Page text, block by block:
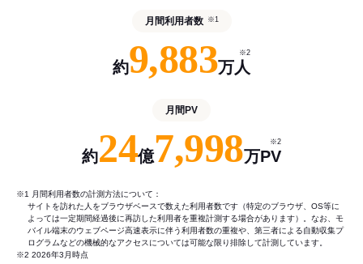
月間利用者数 ※1
約9,883万人
※2
月間PV
約24億7,998万PV
※2
※1 月間利用者数の計測方法について：
サイトを訪れた人をブラウザベースで数えた利用者数です（特定のブラウザ、OS等に
よっては一定期間経過後に再訪した利用者を重複計測する場合があります）。なお、モ
バイル端末のウェブページ高速表示に伴う利用者数の重複や、第三者による自動収集プ
ログラムなどの機械的なアクセスについては可能な限り排除して計測しています。
※2 2026年3月時点